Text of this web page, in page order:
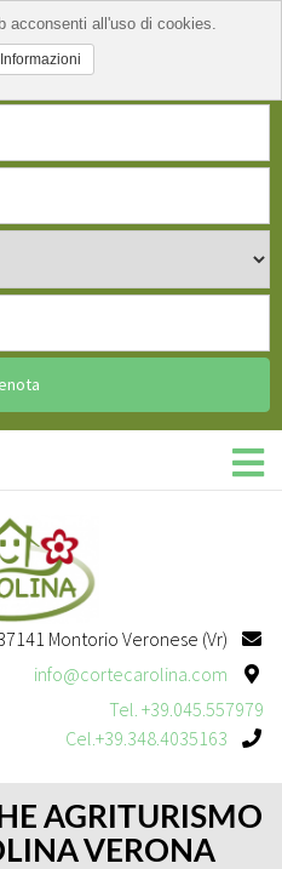
Montorio Veronese (Vr)
info@cortecarolina.com
Tel. +39.045.557979
Cel.+39.348.4035163
AGRITURISMO
VERONA
acconsenti all'uso di cookies.
Informazioni